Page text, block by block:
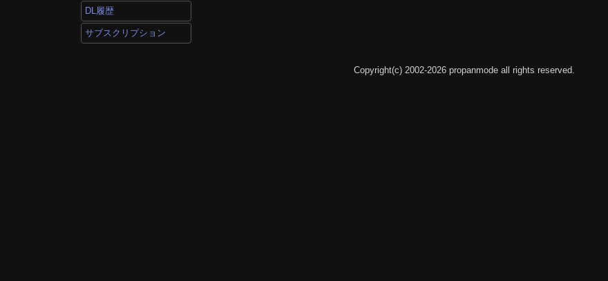
DL履歴
サブスクリプション
Copyright(c) 2002-2026 propanmode all rights reserved.